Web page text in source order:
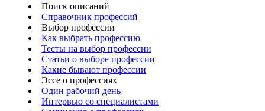
Поиск описаний
Справочник профессий
Выбор профессии
Как выбрать профессию
Тесты на выбор профессии
Статьи о выборе профессии
Какие бывают профессии
Эссе о профессиях
Один рабочий день
Интервью со специалистами